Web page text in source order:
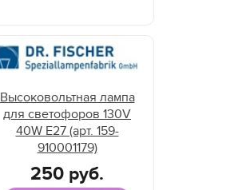
Высоковольтная лампа
для светофоров 130V
40W E27 (арт. 159-
910001179)
250 руб.